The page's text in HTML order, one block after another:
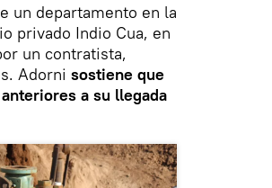
un departamento en la
privado Indio Cua, en
un contratista,
Adorni sostiene que
a su llegada